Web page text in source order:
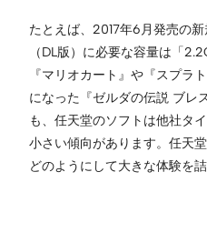
たとえば、2017年6月発売の新
（DL版）に必要な容量は「
『マリオカート』や『スプラ
になった『ゼルダの伝説 ブレ
も、任天堂のソフトは他社タ
小さい傾向があります。任天
どのようにして大きな体験を